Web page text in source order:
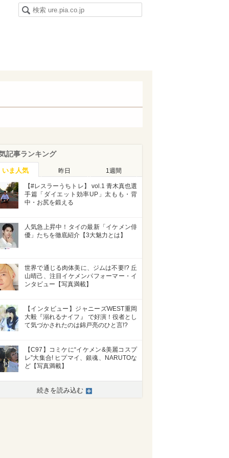
記事ランキング
いま人気 昨日 1週間
【#レスラーうちトレ】 vol.1 青木真也選
手篇「ダイエット効率UP」太もも・背
中・お尻を鍛える
人気急上昇中！タイの最新「イケメン俳
優」たちを徹底紹介【3大魅力とは】
世界で通じる肉体美に、ジムは不要!? 丘
山晴己、注目イケメンパフォーマー・イ
ンタビュー【写真満載】
【インタビュー】ジャニーズWEST重岡
大毅『溺れるナイフ』 で好演！役者とし
て気づかされたのは錦戸亮のひと言!?
【C97】コミケに“イケメン&美麗コスプ
レ”大集合! ヒプマイ、銀魂、NARUTOな
ど【写真満載】
続きを読み込む